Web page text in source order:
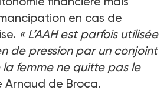
en cas de
« L’AAH est parfois utilisée
de pression par un conjoint
femme ne quitte pas le
Arnaud de Broca.